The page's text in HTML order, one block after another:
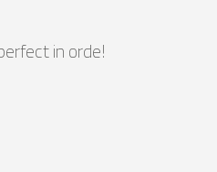
in orde!